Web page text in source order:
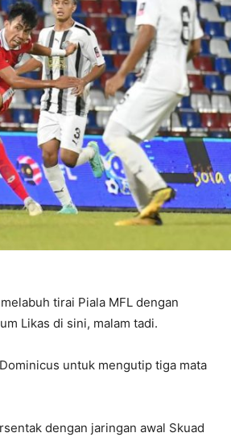
tirai Piala MFL dengan
Likas di sini, malam tadi.
untuk mengutip tiga mata
dengan jaringan awal Skuad